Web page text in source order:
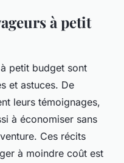
à petit
à petit budget sont
et astuces. De
leurs témoignages,
à économiser sans
Ces récits
à moindre coût est